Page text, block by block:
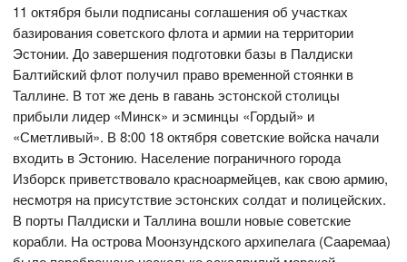
11 октября были подписаны соглашения об участках
базирования советского флота и армии на территории
Эстонии. До завершения подготовки базы в Палдиски
Балтийский флот получил право временной стоянки в
Таллине. В тот же день в гавань эстонской столицы
прибыли лидер «Минск» и эсминцы «Гордый» и
«Сметливый». В 8:00 18 октября советские войска начали
входить в Эстонию. Население пограничного города
Изборск приветствовало красноармейцев, как свою армию,
несмотря на присутствие эстонских солдат и полицейских.
В порты Палдиски и Таллина вошли новые советские
корабли. На острова Моонзундского архипелага (Сааремаа)